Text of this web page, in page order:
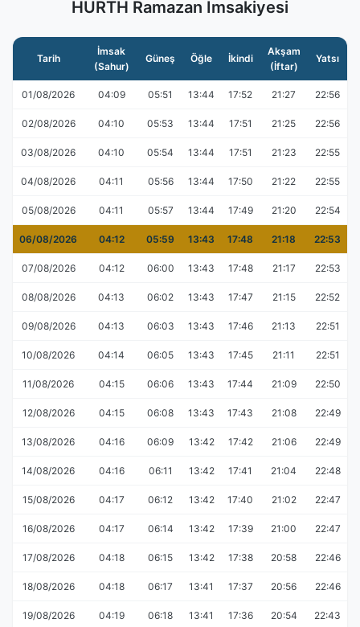
HURTH Ramazan İmsakiyesi
Tarih
İmsak
(Sahur)
Güneş Öğle İkindi
Akşam
(İftar)
Yatsı
01/08/2026 04:09 05:51 13:44 17:52 21:27 22:56
02/08/2026 04:10 05:53 13:44 17:51 21:25 22:56
03/08/2026 04:10 05:54 13:44 17:51 21:23 22:55
04/08/2026 04:11 05:56 13:44 17:50 21:22 22:55
05/08/2026 04:11 05:57 13:44 17:49 21:20 22:54
06/08/2026 04:12 05:59 13:43 17:48 21:18 22:53
07/08/2026 04:12 06:00 13:43 17:48 21:17 22:53
08/08/2026 04:13 06:02 13:43 17:47 21:15 22:52
09/08/2026 04:13 06:03 13:43 17:46 21:13 22:51
10/08/2026 04:14 06:05 13:43 17:45 21:11 22:51
11/08/2026 04:15 06:06 13:43 17:44 21:09 22:50
12/08/2026 04:15 06:08 13:43 17:43 21:08 22:49
13/08/2026 04:16 06:09 13:42 17:42 21:06 22:49
14/08/2026 04:16 06:11 13:42 17:41 21:04 22:48
15/08/2026 04:17 06:12 13:42 17:40 21:02 22:47
16/08/2026 04:17 06:14 13:42 17:39 21:00 22:47
17/08/2026 04:18 06:15 13:42 17:38 20:58 22:46
18/08/2026 04:18 06:17 13:41 17:37 20:56 22:46
19/08/2026 04:19 06:18 13:41 17:36 20:54 22:43